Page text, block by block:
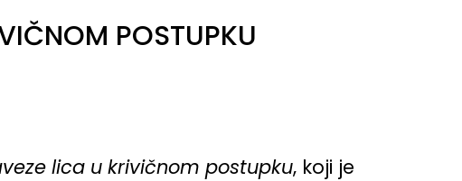
POSTUPKU
lica u krivičnom postupku, koji je